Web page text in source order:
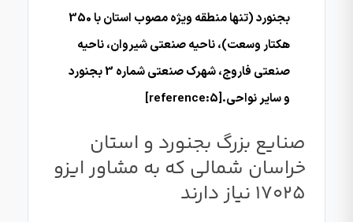
بجنورد (تنها منطقه ویژه مصوب استان با 350
هکتار وسعت)، ناحیه صنعتی شیروان، ناحیه
صنعتی فاروج، شهرک صنعتی شماره 3 بجنورد
و سایر نواحی.[reference:5]
صنایع بزرگ بجنورد و استان
خراسان شمالی که به مشاور ایزو
17025 نیاز دارند